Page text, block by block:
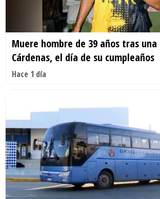
Muere hombre de 39 años tras
Cárdenas, el día de su cumpleaños
Hace 1 día